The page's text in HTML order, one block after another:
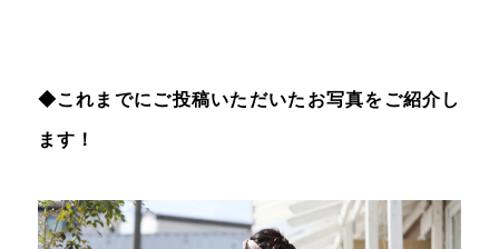
◆これまでにご投稿いただいたお写真をご紹介し
ます！